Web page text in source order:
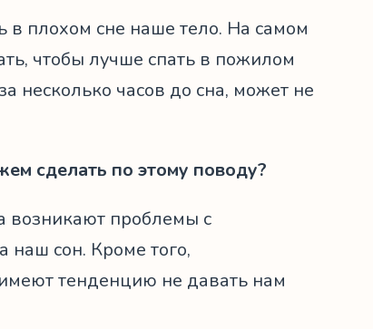
в плохом сне наше тело. На самом
чтобы лучше спать в пожилом
несколько часов до сна, может не
сделать по этому поводу?
возникают проблемы с
наш сон. Кроме того,
тенденцию не давать нам